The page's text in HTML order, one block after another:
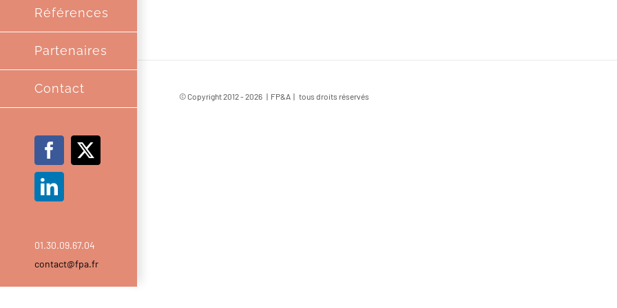
Références
Partenaires
Contact
Facebook
X
LinkedIn
01.30.09.67.04
contact@fpa.fr
© Copyright 2012 -2026 | FP&A | tous droits réservés